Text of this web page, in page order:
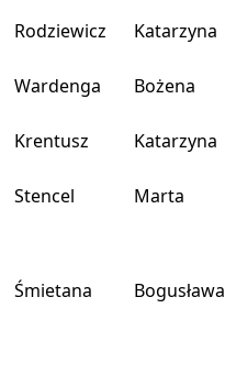
Rodziewicz Katarzyna
Wardenga
Bożena
Krentusz
Katarzyna
Stencel Marta
Śmietana Bogusława